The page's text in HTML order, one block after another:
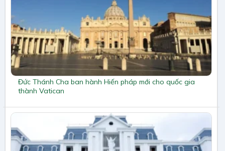
Đức Thánh Cha ban hành Hiến pháp mới cho quốc gia
thành Vatican